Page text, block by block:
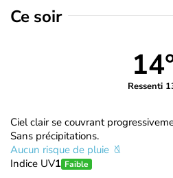
Ce soir
Ressenti
Ciel clair se couvrant
Sans précipitations.
Aucun risque de pluie
Indice UV1 Faible